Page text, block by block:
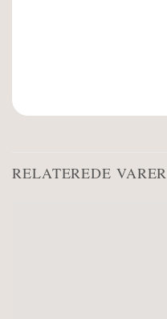
RELATEREDE VARER